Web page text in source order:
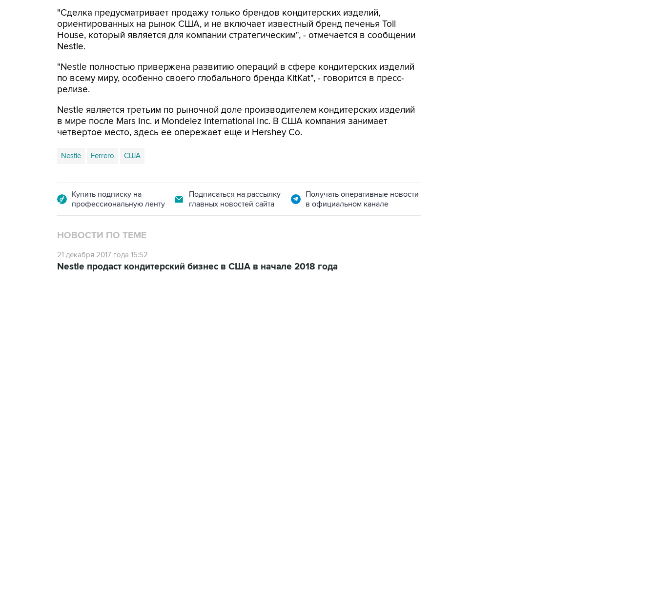
"Сделка предусматривает продажу только брендов кондитерских изделий,
ориентированных на рынок США, и не включает известный бренд печенья Toll
House, который является для компании стратегическим", - отмечается в сообщении
Nestle.
"Nestle полностью привержена развитию операций в сфере кондитерских изделий
по всему миру, особенно своего глобального бренда KitKat", - говорится в пресс-
релизе.
Nestle является третьим по рыночной доле производителем кондитерских изделий
в мире после Mars Inc. и Mondelez International Inc. В США компания занимает
четвертое место, здесь ее опережает еще и Hershey Co.
Nestle Ferrero США
Купить подписку на
профессиональную ленту
Подписаться на рассылку
главных новостей сайта
Получать оперативные новости
в официальном канале
НОВОСТИ ПО ТЕМЕ
21 декабря 2017 года 15:52
Nestle продаст кондитерский бизнес в США в начале 2018 года